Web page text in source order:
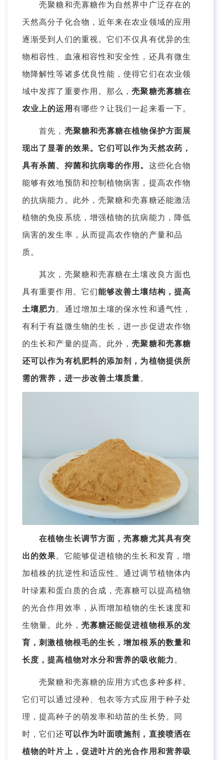
壳聚糖和壳寡糖作为自然界中广泛存在的
天然高分子化合物，近年来在农业领域的应用
逐渐受到人们的重视。它们不仅具有优异的生
物相容性、血液相容性和安全性，还具有微生
物降解性等诸多优良性能，使得它们在农业领
域中发挥了重要作用。那么，壳聚糖壳寡糖在
农业上的运用 有哪些？让我们一起来看一下。
首先， 壳聚糖和壳寡糖在植物保护方面展
现出了显著的效果。它们可以作为天然农药，
具有杀菌、抑菌和抗病毒的作用。 这些化合物
能够有效地预防和控制植物病害，提高农作物
的抗病能力。此外，壳聚糖和壳寡糖还能激活
植物的免疫系统，增强植物的抗病能力，降低
病害的发生率，从而提高农作物的产量和品
质。
其次，壳聚糖和壳寡糖在土壤改良方面也
具有重要作用。它们能够改善土壤结构，提高
土壤肥力 。通过增加土壤的保水性和通气性，
有利于有益微生物的生长，进一步促进农作物
的生长和产量的提高。此外，壳聚糖和壳寡糖
还可以作为有机肥料的添加剂，为植物提供所
需的营养，进一步改善土壤质量。
在植物生长调节方面，壳寡糖尤其具有突
出的效果。它能够促进植物的生长和发育，增
加植株的抗逆性和适应性。通过调节植物体内
叶绿素和蛋白质的合成，壳寡糖可以提高植物
的光合作用效率，从而增加植物的生长速度和
生物量。此外， 壳寡糖还能促进植物根系的发
育，刺激植物根毛的生长，增加根系的数量和
长度，提高植物对水分和营养的吸收能力 。
壳聚糖和壳寡糖的应用方式也多种多样。
它们可以通过浸种、包衣等方式应用于种子处
理，提高种子的萌发率和幼苗的生长势。同
时，它们还可以作为叶面喷施剂，直接喷洒在
植物的叶片上，促进叶片的光合作用和营养吸